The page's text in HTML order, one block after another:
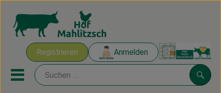
Registrieren Anmelden
Mobiles Menu öffnen oder